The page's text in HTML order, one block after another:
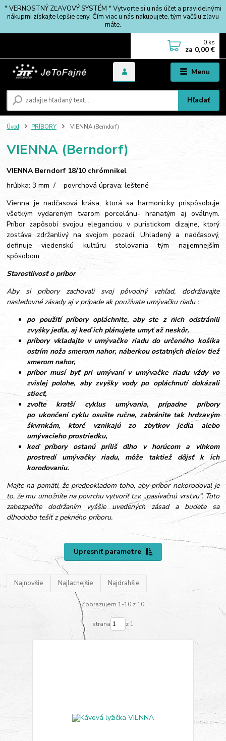
* VERNOSTNÝ ZĽAVOVÝ SYSTÉM * Vytvorte si u nás účet a pravidelnými
nákupmi získajte lepšie ceny. Čím viac u nás nakupujete, tým väčšiu zľavu
máte.
Menu
Hľadať
0 ks
za 0,00 €
Úvod PRÍBORY VIENNA (Berndorf)
VIENNA (Berndorf)
VIENNA Berndorf 18/10 chrómnikel
hrúbka: 3 mm / povrchová úprava: leštené
Vienna je nadčasová krása, ktorá sa harmonicky prispôsobuje
všetkým vydareným tvarom porcelánu- hranatým aj oválnym.
Príbor zapôsobí svojou eleganciou v puristickom dizajne, ktorý
zostáva zdržanlivý na svojom pozadí. Uhladený a nadčasový,
definuje viedenskú kultúru stolovania tým najjemnejším
spôsobom.
Starostlivosť o príbor
Aby si príbory zachovali svoj pôvodný vzhľad, dodržiavajte
nasledovné zásady aj v prípade ak používate umývačku riadu :
po použití príbory opláchnite, aby ste z nich odstránili
zvyšky jedla, aj keď ich plánujete umyť až neskôr,
príbory vkladajte v umývačke riadu do určeného košíka
ostrím noža smerom nahor, náberkou ostatných dielov tiež
smerom nahor,
príbor musí byť pri umývaní v umývačke riadu vždy vo
zvislej polohe, aby zvyšky vody po opláchnutí dokázali
stiecť,
zvoľte kratší cyklus umývania, prípadne príbory
po ukončení cyklu osušte ručne, zabránite tak hrdzavým
škvrnkám, ktoré vznikajú zo zbytkov jedla alebo
umývacieho prostriedku,
keď príbory ostanú príliš dlho v horúcom a vlhkom
prostredí umývačky riadu, môže taktiež dôjsť k ich
korodovaniu.
Majte na pamäti, že predpokladom toho, aby príbor nekorodoval je
to, že mu umožníte na povrchu vytvoriť tzv. „pasivačnú vrstvu“. Toto
zabezpečíte dodržaním vyššie uvedených zásad a budete sa
dlhodobo tešiť z pekného príboru.
Upresniť parametre
Najnovšie Najlacnejšie Najdrahšie
Zobrazujem 1-10 z 10
strana z 1